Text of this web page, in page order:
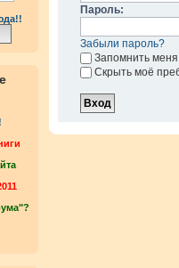
Пароль:
Забыли пароль?
Запомнить меня
Скрыть моё